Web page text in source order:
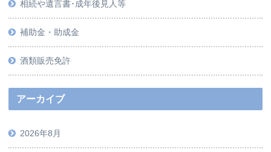
相続や遺言書･成年後見人等
補助金・助成金
酒類販売免許
アーカイブ
2026年8月